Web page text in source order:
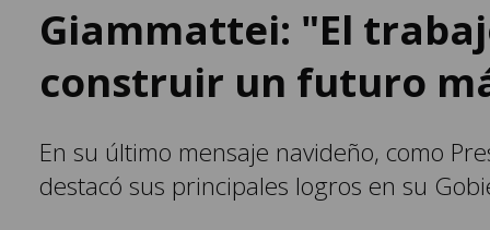
Giammattei: "El
construir un futuro
En su último mensaje navideño, como
destacó sus principales logros en su